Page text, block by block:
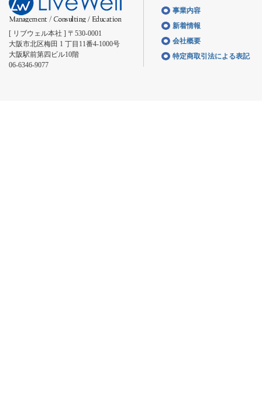
[ リブウェル本社 ] 〒530-0001
大阪市北区梅田 1 丁目11番4-1000号
大阪駅前第四ビル10階
06-6346-9077
事業内容
新着情報
会社概要
特定商取引法による表記